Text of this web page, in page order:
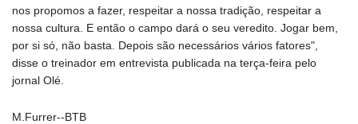
nos propomos a fazer, respeitar a nossa tradição, respeitar a
nossa cultura. E então o campo dará o seu veredito. Jogar bem,
por si só, não basta. Depois são necessários vários fatores",
disse o treinador em entrevista publicada na terça-feira pelo
jornal Olé.
M.Furrer--BTB